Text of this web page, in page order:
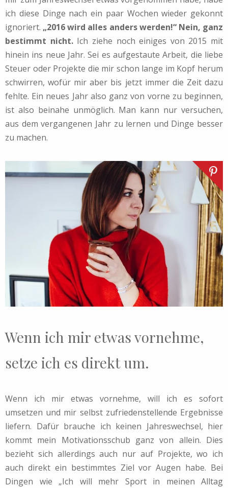
ich diese Dinge nach ein paar Wochen wieder gekonnt
ignoriert. „2016 wird alles anders werden!“ Nein, ganz
bestimmt nicht.Ich ziehe noch einiges von 2015 mit
hinein ins neue Jahr. Sei es aufgestaute Arbeit, die liebe
Steuer oder Projekte die mir schon lange im Kopf herum
schwirren, wofür mir aber bis jetzt immer die Zeit dazu
fehlte. Ein neues Jahr also ganz von vorne zu beginnen,
ist also beinahe unmöglich. Man kann nur versuchen,
aus dem vergangenen Jahr zu lernen und Dinge besser
zu machen.
Wenn ich mir etwas vornehme,
setze ich es direkt um.
Wenn ich mir etwas vornehme, will ich es sofort
umsetzen und mir selbst zufriedenstellende Ergebnisse
liefern. Dafür brauche ich keinen Jahreswechsel, hier
kommt mein Motivationsschub ganz von allein. Dies
bezieht sich allerdings auch nur auf Projekte, wo ich
auch direkt ein bestimmtes Ziel vor Augen habe. Bei
Dingen wie „Ich will mehr Sport in meinen Alltag